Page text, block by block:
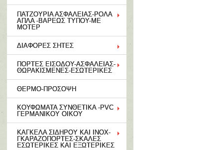
ΠΑΤΖΟΥΡΙΑ ΑΣΦΑΛΕΙΑΣ-ΡΟΛΑ
ΑΠΛΑ -ΒΑΡΕΩΣ ΤΥΠΟΥ-ΜΕ
ΜΟΤΕΡ
ΔΙΑΦΟΡΕΣ ΣΗΤΕΣ
ΠΟΡΤΕΣ ΕΙΣΟΔΟΥ-ΑΣΦΑΛΕΙΑΣ-
ΘΩΡΑΚΙΣΜΕΝΕΣ-ΕΣΩΤΕΡΙΚΕΣ
ΘΕΡΜΟ-ΠΡΟΣΟΨΗ
ΚΟΥΦΩΜΑΤΑ ΣΥΝΘΕΤΙΚΑ -PVC
ΓΕΡΜΑΝΙΚΟΥ ΟΙΚΟΥ
ΚΑΓΚΕΛΑ ΣΙΔΗΡΟΥ ΚΑΙ ΙΝΟΧ-
ΓΚΑΡΑΖΟΠΟΡΤΕΣ-ΣΚΑΛΕΣ
ΕΣΩΤΕΡΙΚΕΣ ΚΑΙ ΕΞΩΤΕΡΙΚΕΣ